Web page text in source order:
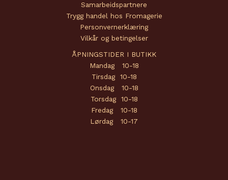
Samarbeidspartnere
Trygg handel hos Fromagerie
Personvernerklæring
Vilkår og betingelser
ÅPNINGSTIDER I BUTIKK
Mandag 10-18
Tirsdag 10-18
Onsdag 10-18
Torsdag 10-18
Fredag 10-18
Lørdag 10-17